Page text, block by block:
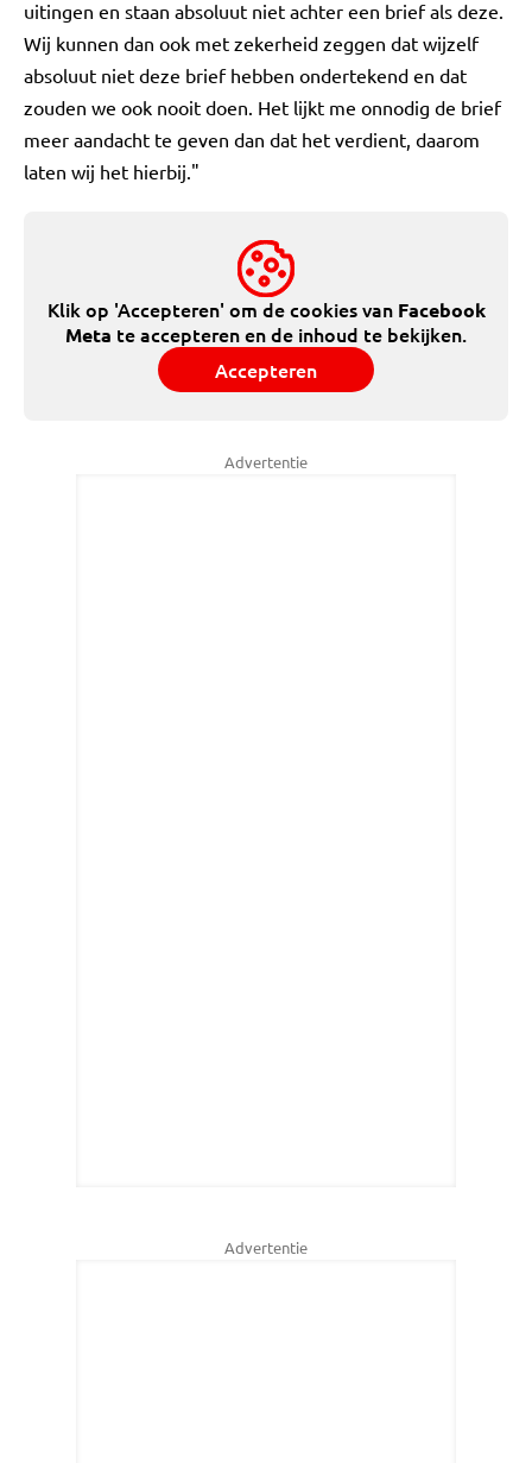
uitingen en staan absoluut niet achter een brief als deze.
Wij kunnen dan ook met zekerheid zeggen dat wijzelf
absoluut niet deze brief hebben ondertekend en dat
zouden we ook nooit doen. Het lijkt me onnodig de brief
meer aandacht te geven dan dat het verdient, daarom
laten wij het hierbij."
Klik op 'Accepteren' om de cookies van Facebook
Meta te accepteren en de inhoud te bekijken.
Accepteren
Advertentie
Advertentie